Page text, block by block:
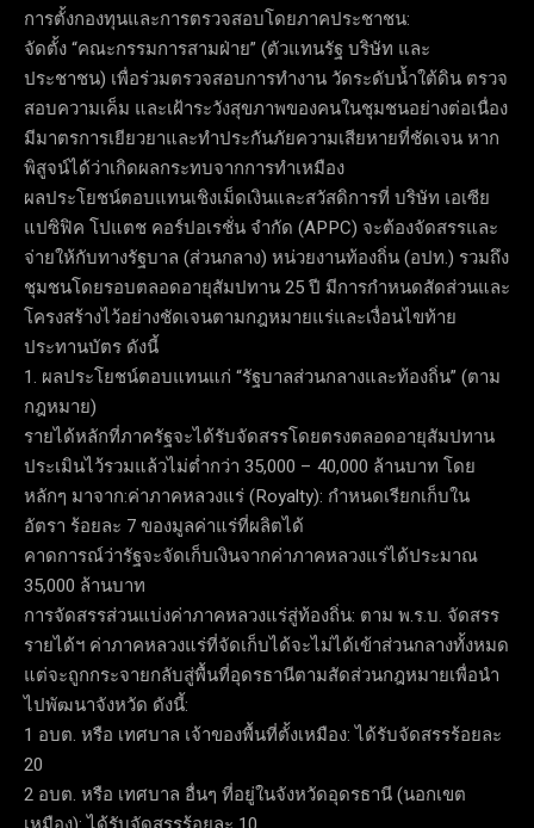
การตั้งกองทุนและการตรวจสอบโดยภาคประชาชน:
จัดตั้ง “คณะกรรมการสามฝ่าย” (ตัวแทนรัฐ บริษัท และ
ประชาชน) เพื่อร่วมตรวจสอบการทำงาน วัดระดับน้ำใต้ดิน ตรวจ
สอบความเค็ม และเฝ้าระวังสุขภาพของคนในชุมชนอย่างต่อเนื่อง
มีมาตรการเยียวยาและทำประกันภัยความเสียหายที่ชัดเจน หาก
พิสูจน์ได้ว่าเกิดผลกระทบจากการทำเหมือง
ผลประโยชน์ตอบแทนเชิงเม็ดเงินและสวัสดิการที่ บริษัท เอเซีย
แปซิฟิค โปแตช คอร์ปอเรชั่น จำกัด (APPC) จะต้องจัดสรรและ
จ่ายให้กับทางรัฐบาล (ส่วนกลาง) หน่วยงานท้องถิ่น (อปท.) รวมถึง
ชุมชนโดยรอบตลอดอายุสัมปทาน 25 ปี มีการกำหนดสัดส่วนและ
โครงสร้างไว้อย่างชัดเจนตามกฎหมายแร่และเงื่อนไขท้าย
ประทานบัตร ดังนี้
1. ผลประโยชน์ตอบแทนแก่ “รัฐบาลส่วนกลางและท้องถิ่น” (ตาม
กฎหมาย)
รายได้หลักที่ภาครัฐจะได้รับจัดสรรโดยตรงตลอดอายุสัมปทาน
ประเมินไว้รวมแล้วไม่ต่ำกว่า 35,000 – 40,000 ล้านบาท โดย
หลักๆ มาจาก:ค่าภาคหลวงแร่ (Royalty): กำหนดเรียกเก็บใน
อัตรา ร้อยละ 7 ของมูลค่าแร่ที่ผลิตได้
คาดการณ์ว่ารัฐจะจัดเก็บเงินจากค่าภาคหลวงแร่ได้ประมาณ
35,000 ล้านบาท
การจัดสรรส่วนแบ่งค่าภาคหลวงแร่สู่ท้องถิ่น: ตาม พ.ร.บ. จัดสรร
รายได้ฯ ค่าภาคหลวงแร่ที่จัดเก็บได้จะไม่ได้เข้าส่วนกลางทั้งหมด
แต่จะถูกกระจายกลับสู่พื้นที่อุดรธานีตามสัดส่วนกฎหมายเพื่อนำ
ไปพัฒนาจังหวัด ดังนี้:
1 อบต. หรือ เทศบาล เจ้าของพื้นที่ตั้งเหมือง: ได้รับจัดสรรร้อยละ
20
2 อบต. หรือ เทศบาล อื่นๆ ที่อยู่ในจังหวัดอุดรธานี (นอกเขต